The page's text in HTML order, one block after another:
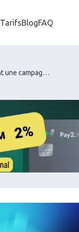
TarifsBlogFAQ
Comment développer correctement une campagne d’arbitrage de trafic avec flexcard